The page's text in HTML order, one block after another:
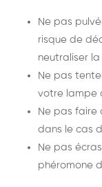
Ne pas
risque de
neutraliser la
Ne pas
votre lampe
Ne pas faire
dans le cas
Ne pas
phéromone